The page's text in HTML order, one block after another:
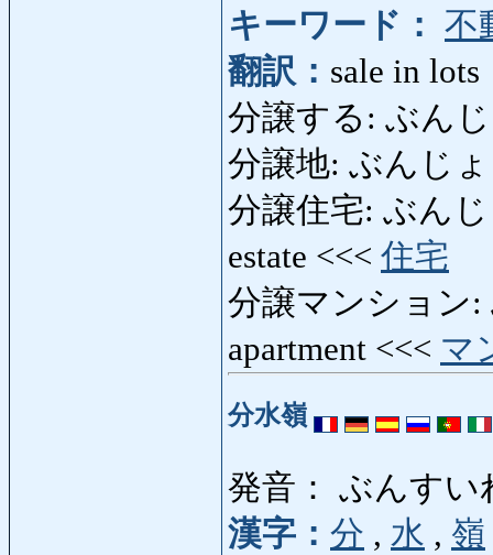
キーワード： 不
翻訳： sale in lots
分譲する: ぶん
分譲地: ぶんじ
分譲住宅: ぶん
estate <<< 住宅
分譲マンション:
apartment <<< マ
分水嶺
発音： ぶんすい
漢字： 分 , 水 , 嶺